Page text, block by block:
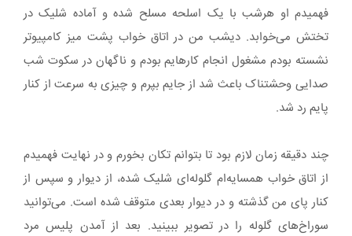
فهمیدم او هرشب با یک اسلحه مسلح شده و آماده شلیک در
تختش می‌خوابد. دیشب من در اتاق خواب پشت میز کامپیوتر
نشسته بودم مشغول انجام کارهایم بودم و ناگهان در سکوت شب
صدایی وحشتناک باعث شد از جایم بپرم و چیزی به سرعت از کنار
پایم رد شد.
چند دقیقه زمان لازم بود تا بتوانم تکان بخورم و در نهایت فهمیدم
از اتاق خواب همسایه‌ام گلوله‌ای شلیک شده، از دیوار و سپس از
کنار پای من گذشته و در دیوار بعدی متوقف شده است. می‌توانید
سوراخ‌های گلوله را در تصویر ببینید. بعد از آمدن پلیس مرد